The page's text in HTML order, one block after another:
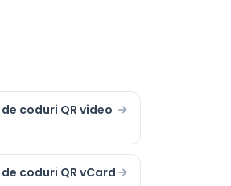
coduri QR video
coduri QR vCard